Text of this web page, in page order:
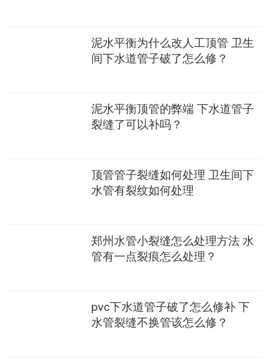
泥水平衡为什么改人工顶管 卫生
间下水道管子破了怎么修？
泥水平衡顶管的弊端 下水道管子
裂缝了可以补吗？
顶管管子裂缝如何处理 卫生间下
水管有裂纹如何处理
郑州水管小裂缝怎么处理方法 水
管有一点裂痕怎么处理？
pvc下水道管子破了怎么修补 下
水管裂缝不换管该怎么修？